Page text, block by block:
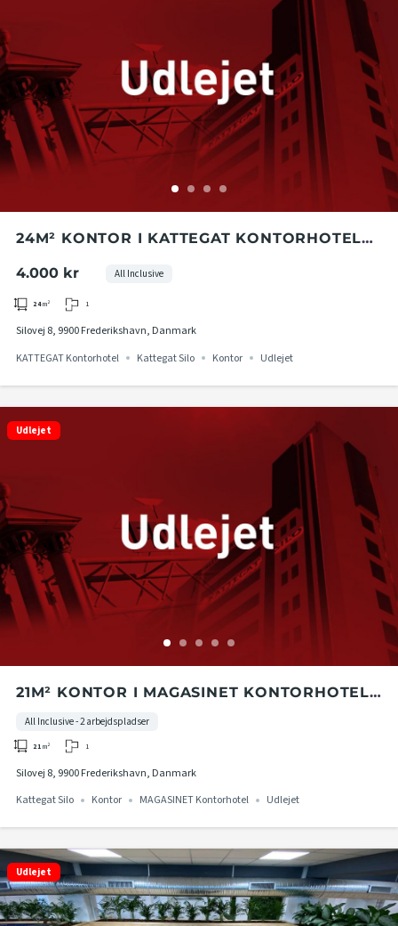
24M² KONTOR I KATTEGAT KONTORHOTEL
4.000 kr
All Inclusive
24m² 1
Silovej 8, 9900 Frederikshavn, Danmark
KATTEGAT Kontorhotel
Kattegat Silo Kontor Udlejet
Udlejet
21M² KONTOR I MAGASINET KONTORHOTEL I
All Inclusive - 2 arbejdspladser
21 m² 1
Silovej 8, 9900 Frederikshavn, Danmark
Kattegat Silo
Kontor MAGASINET Kontorhotel Udlejet
Udlejet